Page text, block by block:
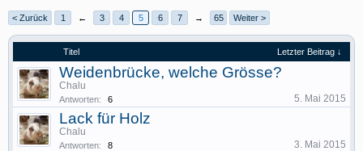
< Zurück 1 ← 3 4 5 6 7 → 65 Weiter >
Titel Letzter Beitrag ↓
Weidenbrücke, welche Grösse?
Chalu
Antworten: 6 5. Mai 2015
Lack für Holz
Chalu
Antworten: 8 3. Mai 2015